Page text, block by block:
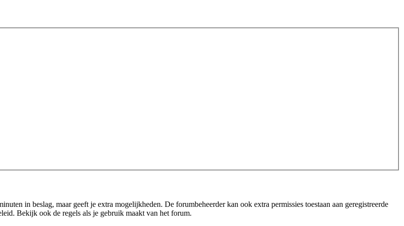
in beslag, maar geeft je extra mogelijkheden. De forumbeheerder kan ook extra permissies toestaan aan geregistreerde
Bekijk ook de regels als je gebruik maakt van het forum.